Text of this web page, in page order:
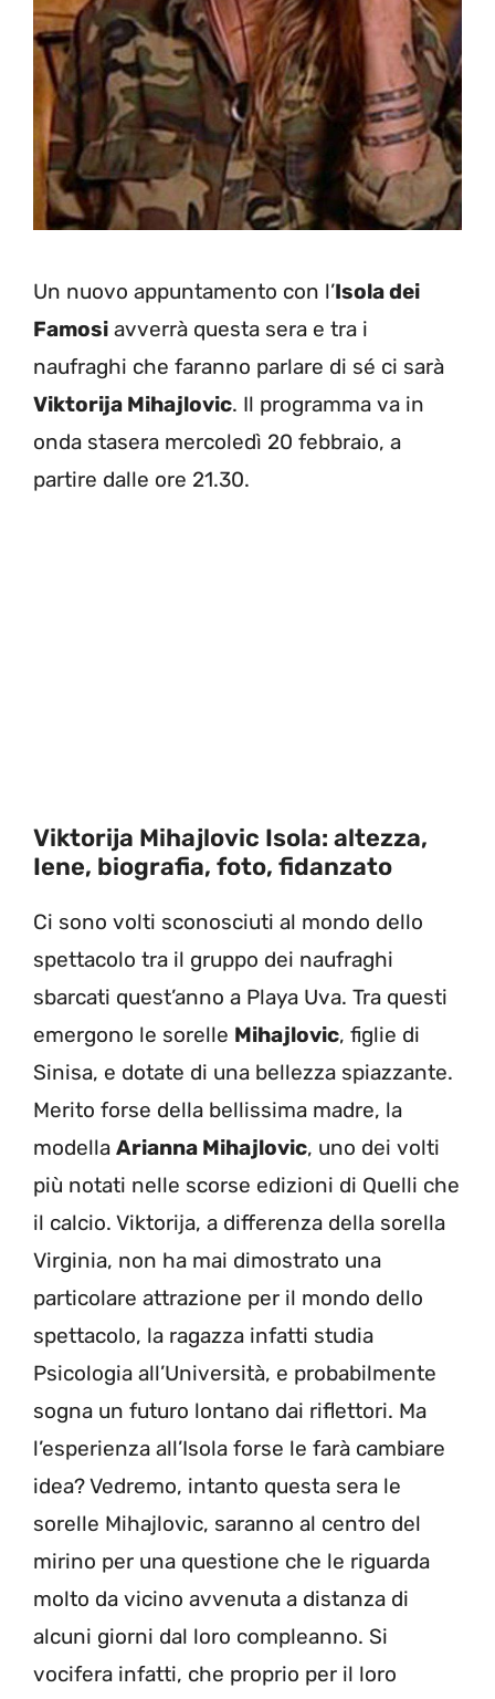
Un nuovo appuntamento con l’Isola dei
Famosi avverrà questa sera e tra i
naufraghi che faranno parlare di sé ci sarà
Viktorija Mihajlovic. Il programma va in
onda stasera mercoledì 20 febbraio, a
partire dalle ore 21.30.
Viktorija Mihajlovic Isola: altezza,
Iene, biografia, foto, fidanzato
Ci sono volti sconosciuti al mondo dello
spettacolo tra il gruppo dei naufraghi
sbarcati quest’anno a Playa Uva. Tra questi
emergono le sorelle Mihajlovic, figlie di
Sinisa, e dotate di una bellezza spiazzante.
Merito forse della bellissima madre, la
modella Arianna Mihajlovic, uno dei volti
più notati nelle scorse edizioni di Quelli che
il calcio. Viktorija, a differenza della sorella
Virginia, non ha mai dimostrato una
particolare attrazione per il mondo dello
spettacolo, la ragazza infatti studia
Psicologia all’Università, e probabilmente
sogna un futuro lontano dai riflettori. Ma
l’esperienza all’Isola forse le farà cambiare
idea? Vedremo, intanto questa sera le
sorelle Mihajlovic, saranno al centro del
mirino per una questione che le riguarda
molto da vicino avvenuta a distanza di
alcuni giorni dal loro compleanno. Si
vocifera infatti, che proprio per il loro